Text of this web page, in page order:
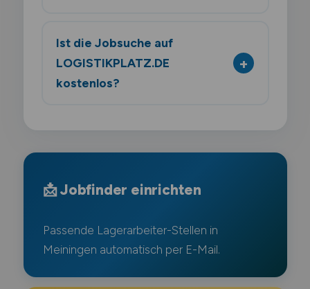
Ist die Jobsuche auf
LOGISTIKPLATZ.DE
kostenlos?
📩 Jobfinder einrichten
Passende Lagerarbeiter-Stellen in
Meiningen automatisch per E-Mail.